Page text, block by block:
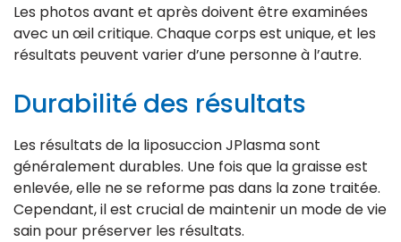
Les photos avant et après doivent être examinées
avec un œil critique. Chaque corps est unique, et les
résultats peuvent varier d’une personne à l’autre.
Durabilité des résultats
Les résultats de la liposuccion JPlasma sont
généralement durables. Une fois que la graisse est
enlevée, elle ne se reforme pas dans la zone traitée.
Cependant, il est crucial de maintenir un mode de vie
sain pour préserver les résultats.